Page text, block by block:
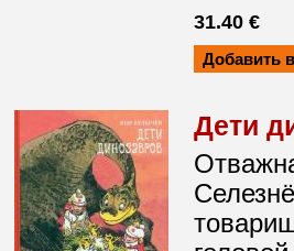
31.40 €
Дети